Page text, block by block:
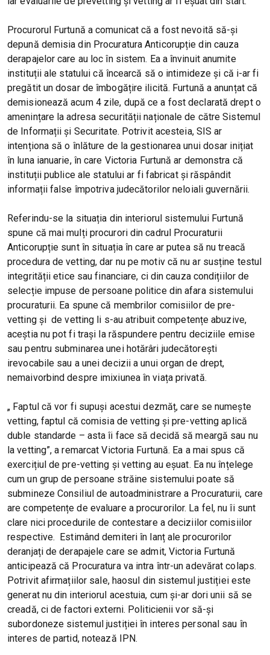
Procurorul Furtună a comunicat că a fost nevoită să-și
depună demisia din Procuratura Anticorupție din cauza
derapajelor care au loc în sistem. Ea a învinuit anumite
instituții ale statului că încearcă să o intimideze și că i-ar fi
pregătit un dosar de îmbogățire ilicită. Furtună a anunțat că
demisionează acum 4 zile, după ce a fost declarată drept o
amenințare la adresa securității naționale de către Sistemul
de Informații și Securitate. Potrivit acesteia, SIS ar
intenționa să o înlăture de la gestionarea unui dosar inițiat
în luna ianuarie, în care Victoria Furtună ar demonstra că
instituții publice ale statului ar fi fabricat și răspândit
informații false împotriva judecătorilor neloiali guvernării.
Referindu-se la situația din interiorul sistemului Furtună
spune că mai mulți procurori din cadrul Procuraturii
Anticorupție sunt în situația în care ar putea să nu treacă
procedura de vetting, dar nu pe motiv că nu ar susține testul
integrității etice sau financiare, ci din cauza condițiilor de
selecție impuse de persoane politice din afara sistemului
procuraturii. Ea spune că membrilor comisiilor de pre-
vetting și de vetting li s-au atribuit competențe abuzive,
aceștia nu pot fi trași la răspundere pentru deciziile emise
sau pentru subminarea unei hotărâri judecătorești
irevocabile sau a unei decizii a unui organ de drept,
nemaivorbind despre imixiunea în viața privată.
„ Faptul că vor fi supuși acestui dezmăț, care se numește
vetting, faptul că comisia de vetting și pre-vetting aplică
duble standarde – asta îi face să decidă să meargă sau nu
la vetting”, a remarcat Victoria Furtună. Ea a mai spus că
exercițiul de pre-vetting și vetting au eșuat. Ea nu înțelege
cum un grup de persoane străine sistemului poate să
submineze Consiliul de autoadministrare a Procuraturii, care
are competențe de evaluare a procurorilor. La fel, nu îi sunt
clare nici procedurile de contestare a deciziilor comisiilor
respective. Estimând demiteri în lanț ale procurorilor
deranjați de derapajele care se admit, Victoria Furtună
anticipează că Procuratura va intra într-un adevărat colaps.
Potrivit afirmațiilor sale, haosul din sistemul justiției este
generat nu din interiorul acestuia, cum și-ar dori unii să se
creadă, ci de factori externi. Politicienii vor să-și
subordoneze sistemul justiției în interes personal sau în
interes de partid, notează IPN.